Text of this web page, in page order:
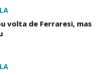
volta de Ferraresi, mas